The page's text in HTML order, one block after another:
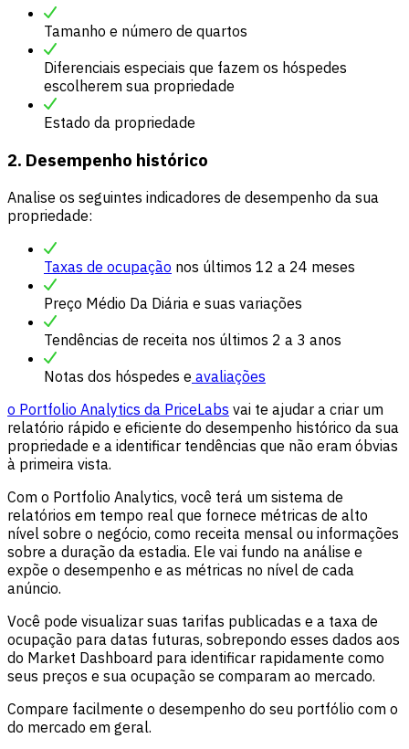
Tamanho e número de quartos
Diferenciais especiais que fazem os hóspedes
escolherem sua propriedade
Estado da propriedade
2. Desempenho histórico
Analise os seguintes indicadores de desempenho da sua
propriedade:
Taxas de ocupação nos últimos 12 a 24 meses
Preço Médio Da Diária e suas variações
Tendências de receita nos últimos 2 a 3 anos
Notas dos hóspedes e avaliações
o Portfolio Analytics da PriceLabs vai te ajudar a criar um
relatório rápido e eficiente do desempenho histórico da sua
propriedade e a identificar tendências que não eram óbvias
à primeira vista.
Com o Portfolio Analytics, você terá um sistema de
relatórios em tempo real que fornece métricas de alto
nível sobre o negócio, como receita mensal ou informações
sobre a duração da estadia. Ele vai fundo na análise e
expõe o desempenho e as métricas no nível de cada
anúncio.
Você pode visualizar suas tarifas publicadas e a taxa de
ocupação para datas futuras, sobrepondo esses dados aos
do Market Dashboard para identificar rapidamente como
seus preços e sua ocupação se comparam ao mercado.
Compare facilmente o desempenho do seu portfólio com o
do mercado em geral.